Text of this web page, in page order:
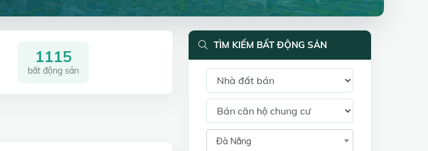
1115
bất động sản
TÌM KIẾM BẤT ĐỘNG SẢN
Đà Nẵng